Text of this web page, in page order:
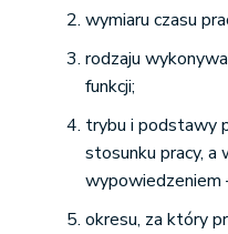
wymiaru czasu
rodzaju
funkcji;
trybu i podstawy
stosunku pracy, a
wypowiedzeniem
okresu, za który